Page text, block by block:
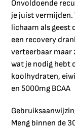
Onvoldoende
je juist vermijden.
lichaam als geest
een recovery
verteerbaar maar
wat je nodig hebt
koolhydraten,
en 5000mg BCAA
Meng binnen de